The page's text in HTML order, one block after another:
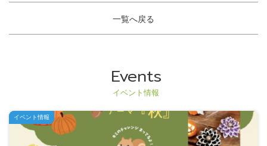
一覧へ戻る
Events
イベント情報
イベント情報